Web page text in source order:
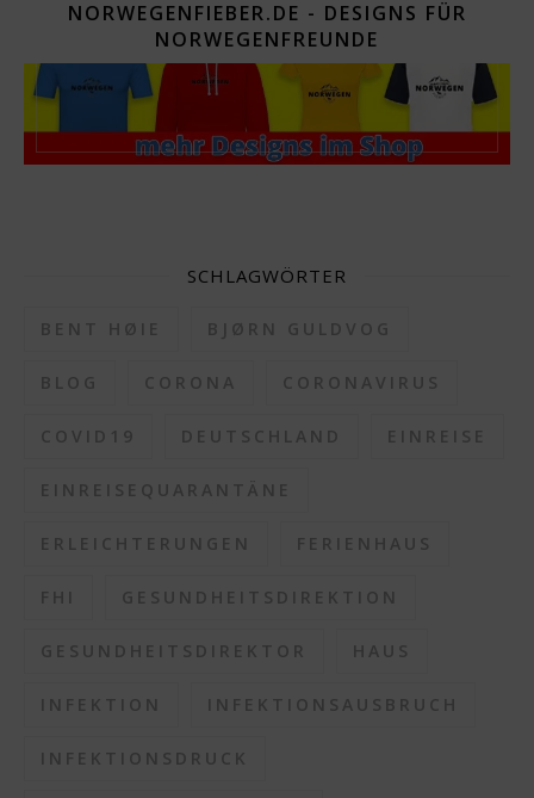
NORWEGENFIEBER.DE - DESIGNS FÜR
NORWEGENFREUNDE
SCHLAGWÖRTER
BENT HØIE BJØRN GULDVOG
BLOG CORONA CORONAVIRUS
COVID19 DEUTSCHLAND EINREISE
EINREISEQUARANTÄNE
ERLEICHTERUNGEN FERIENHAUS
FHI GESUNDHEITSDIREKTION
GESUNDHEITSDIREKTOR HAUS
INFEKTION INFEKTIONSAUSBRUCH
INFEKTIONSDRUCK